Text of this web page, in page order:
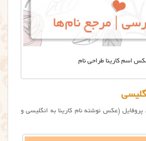
اسم کارینا طراحی نام
پروفایل (عکس نوشته نام كارينا به انگلیسی و